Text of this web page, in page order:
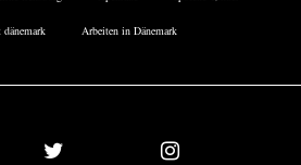
dänemark Arbeiten in Dänemark